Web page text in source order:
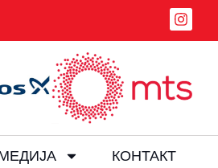
КОНТАКТ